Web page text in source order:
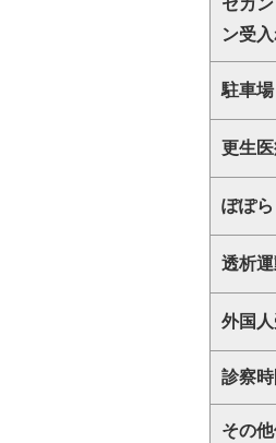
セカ
ン受
駐車場
更生
ぽぽら
透析
外国人
診察
その